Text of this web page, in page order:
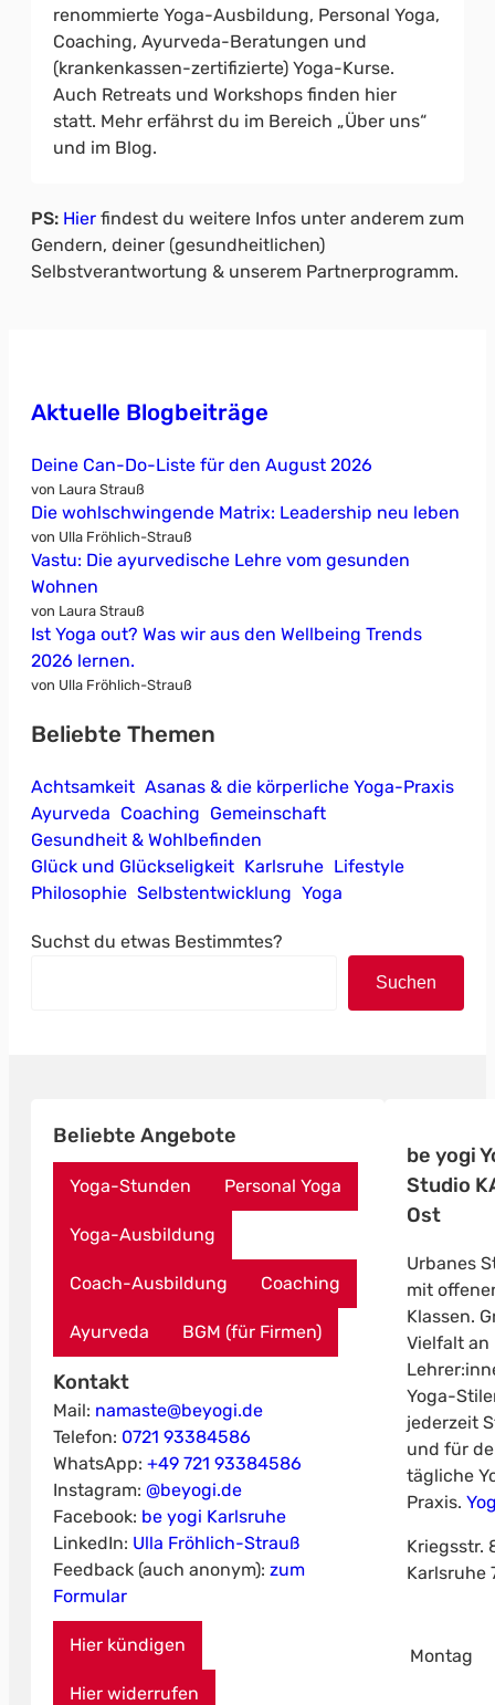
renommierte Yoga-Ausbildung, Personal Yoga,
Coaching, Ayurveda-Beratungen und
(krankenkassen-zertifizierte) Yoga-Kurse.
Auch Retreats und Workshops finden hier
statt. Mehr erfährst du im Bereich „Über uns“
und im Blog.
PS: Hier findest du weitere Infos unter anderem zum
Gendern, deiner (gesundheitlichen)
Selbstverantwortung & unserem Partnerprogramm.
Aktuelle Blogbeiträge
Deine Can-Do-Liste für den August 2026
von Laura Strauß
Die wohlschwingende Matrix: Leadership neu leben
von Ulla Fröhlich-Strauß
Vastu: Die ayurvedische Lehre vom gesunden
Wohnen
von Laura Strauß
Ist Yoga out? Was wir aus den Wellbeing Trends
2026 lernen.
von Ulla Fröhlich-Strauß
Beliebte Themen
Achtsamkeit Asanas & die körperliche Yoga-Praxis
Ayurveda Coaching Gemeinschaft
Gesundheit & Wohlbefinden
Glück und Glückseligkeit Karlsruhe Lifestyle
Philosophie Selbstentwicklung Yoga
Suchst du etwas Bestimmtes?
Suchen
Beliebte Angebote
Yoga-Stunden Personal Yoga
Yoga-Ausbildung
Coach-Ausbildung Coaching
Ayurveda BGM (für Firmen)
Kontakt
Mail: namaste@beyogi.de
Telefon: 0721 93384586
WhatsApp: +49 721 93384586
Instagram: @beyogi.de
Facebook: be yogi Karlsruhe
LinkedIn: Ulla Fröhlich-Strauß
Feedback (auch anonym): zum
Formular
Hier kündigen
Hier widerrufen
be yogi
Studio
Ost
Urbanes
mit
Klassen.
Vielfalt an
Yoga-
jederzeit
und für
tägliche
Praxis.
Kriegsstr.
Karlsruhe
Montag